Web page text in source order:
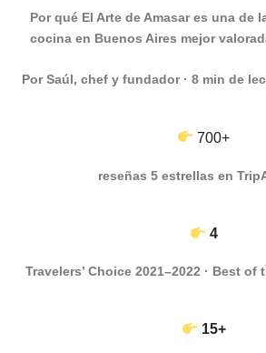
Por qué El Arte de Amasar es una de
cocina en Buenos Aires mejor
Por Saúl, chef y fundador · 8 min de
700+
reseñas 5 estrellas en
4
Travelers’ Choice 2021–2022 · Best of
15+